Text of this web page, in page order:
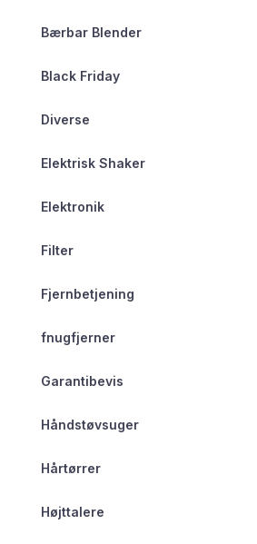
Bærbar Blender
Black Friday
Diverse
Elektrisk Shaker
Elektronik
Filter
Fjernbetjening
fnugfjerner
Garantibevis
Håndstøvsuger
Hårtørrer
Højttalere